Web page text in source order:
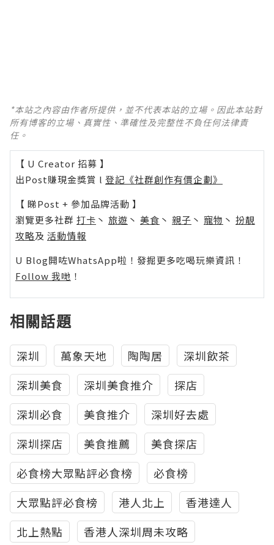
*本站之內容由作者所提供，並不代表本站的立場。因此本站對
所有博客的立場、真實性、準確性及完整性不負任何法律責
任。
【 U Creator 招募 】
出Post賺現金獎賞 l 登記《社群創作有價企劃》
【 睇Post + 參加品牌活動 】
瀏覽更多社群 打卡 丶 旅遊 丶 美食 丶 親子 丶 寵物 丶 扮靚
攻略及 活動情報
U Blog開咗WhatsApp啦！發掘更多吃喝玩樂資訊！
Follow 我哋 ！
相關話題
深圳 萬象天地 陶陶居
深圳飲茶
深圳美食
深圳美食推介
探店
深圳必食
美食推介
深圳好去處
深圳探店
美食推薦
美食探店
必食榜大眾點評必食榜
必食榜
大眾點評必食榜
港人北上
香港達人
北上熱點
香港人深圳周未攻略